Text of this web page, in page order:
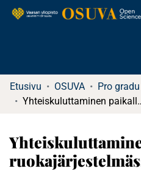
Etusivu OSUVA
Yhteiskuluttaminen